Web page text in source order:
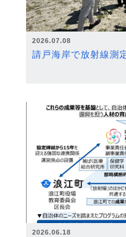
2026.07.08
請戸海岸で放射線測
2026.06.18